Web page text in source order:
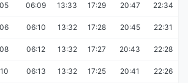
06:09 13:33 17:29 20:47 22:34
06:10 13:32 17:28 20:45 22:31
06:12 13:32 17:27 20:43 22:28
06:13 13:32 17:25 20:41 22:26